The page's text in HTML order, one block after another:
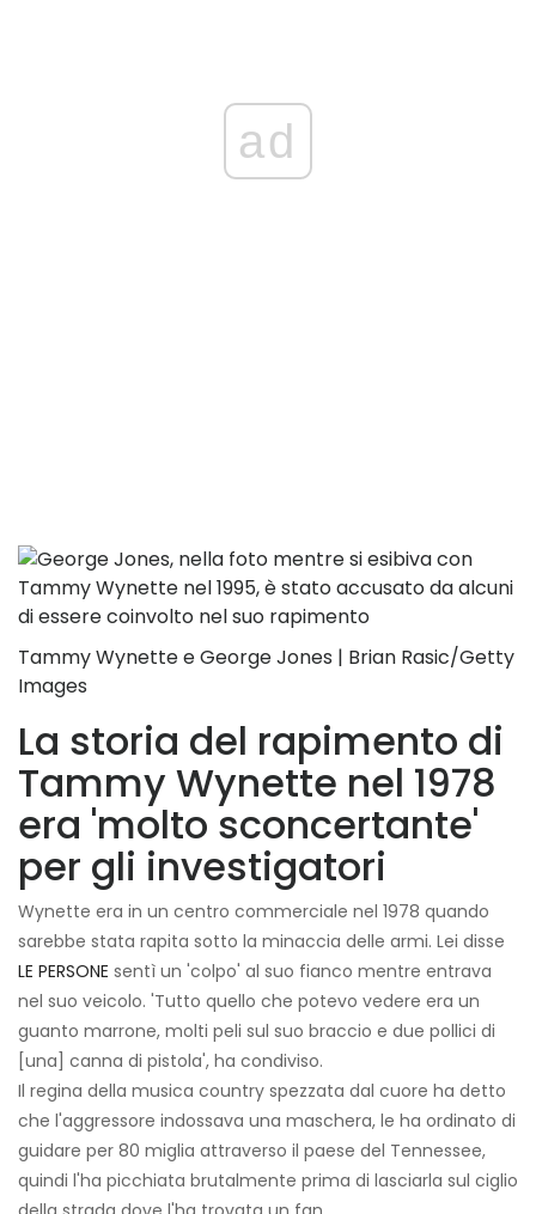
ad
Tammy Wynette e George Jones | Brian Rasic/Getty
Images
La storia del rapimento di
Tammy Wynette nel 1978
era 'molto sconcertante'
per gli investigatori
Wynette era in un centro commerciale nel 1978 quando
sarebbe stata rapita sotto la minaccia delle armi. Lei disse
LE PERSONE sentì un 'colpo' al suo fianco mentre entrava
nel suo veicolo. 'Tutto quello che potevo vedere era un
guanto marrone, molti peli sul suo braccio e due pollici di
[una] canna di pistola', ha condiviso.
Il regina della musica country spezzata dal cuore ha detto
che l'aggressore indossava una maschera, le ha ordinato di
guidare per 80 miglia attraverso il paese del Tennessee,
quindi l'ha picchiata brutalmente prima di lasciarla sul ciglio